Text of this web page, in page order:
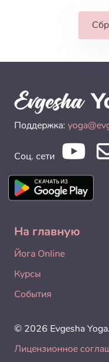
Поддержка:
Соц. сети
На главную
Йога Online
Курсы
События
© 2026 Evgesha
Лицензионное